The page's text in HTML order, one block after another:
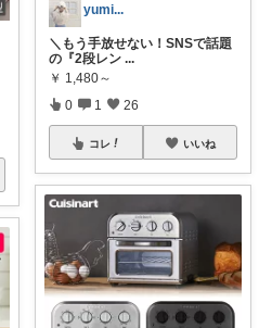
yumi...
＼もう手放せない！SNSで話題
の『2段レン ...
￥ 1,480～
0 1 26
コレ いいね